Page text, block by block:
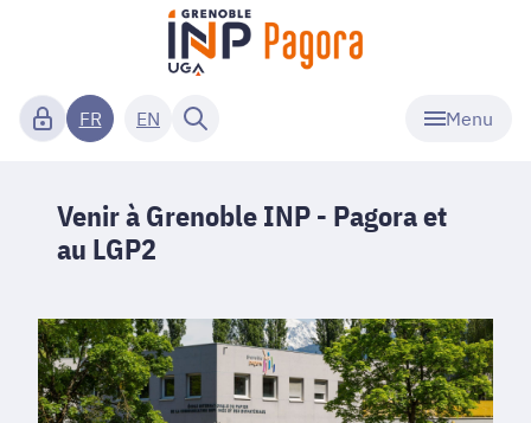
Menu
FR EN
Venir à Grenoble INP - Pagora et
au LGP2